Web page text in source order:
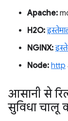
Apache:
H2O:
NGINX:
Node: http
आसानी से
सुविधा चालू